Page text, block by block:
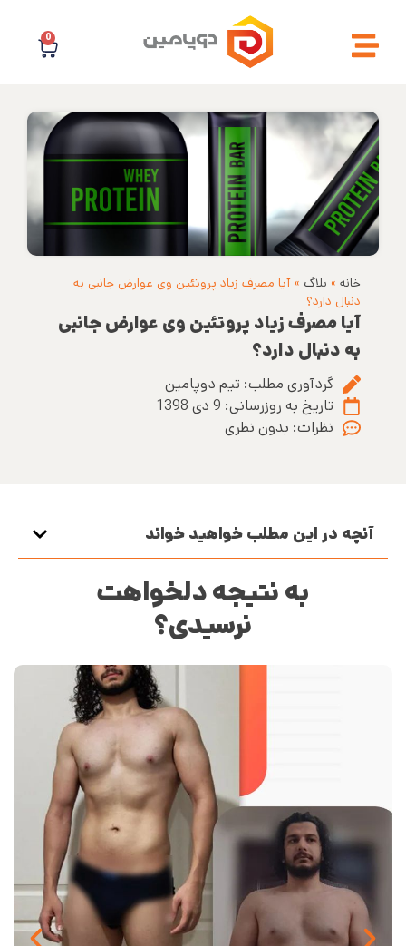
0
خانه » بلاگ » آیا مصرف زیاد پروتئین وی عوارض جانبی به
دنبال دارد؟
آیا مصرف زیاد پروتئین وی عوارض جانبی
به دنبال دارد؟
گردآوری مطلب: تیم دوپامین
تاریخ به روزرسانی: 9 دی 1398
نظرات: بدون نظری
آنچه در این مطلب خواهید خواند
به نتیجه دلخواهت
نرسیدی؟